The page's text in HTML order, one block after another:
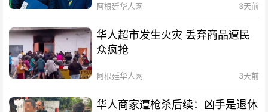
阿根廷华人网 3天前
华人超市发生火灾 丢弃商品遭民
众疯抢
阿根廷华人网 3天前
华人商家遭枪杀后续：凶手是退休